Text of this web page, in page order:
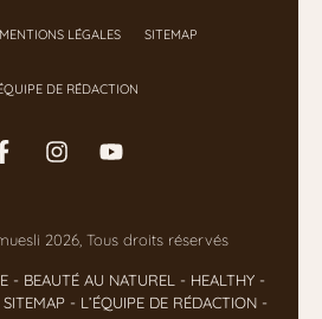
MENTIONS LÉGALES SITEMAP
DE RÉDACTION
2026, Tous droits réservés
- BEAUTÉ AU NATUREL - HEALTHY -
SITEMAP - L’ÉQUIPE DE RÉDACTION -